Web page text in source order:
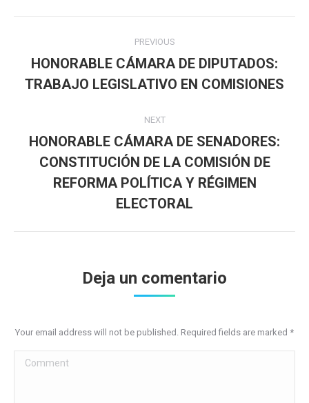
navigation
PREVIOUS
Previous
post:
HONORABLE CÁMARA DE DIPUTADOS:
TRABAJO LEGISLATIVO EN COMISIONES
NEXT
Next
post:
HONORABLE CÁMARA DE SENADORES:
CONSTITUCIÓN DE LA COMISIÓN DE
REFORMA POLÍTICA Y RÉGIMEN
ELECTORAL
Deja un comentario
Your email address will not be published. Required fields are marked *
Comment